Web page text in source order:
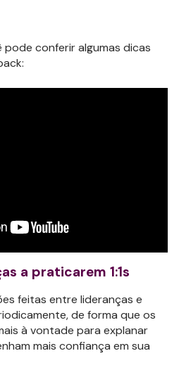
pode conferir algumas dicas
a praticarem 1:1s
feitas entre lideranças e
de forma que os
à vontade para explanar
mais confiança em sua